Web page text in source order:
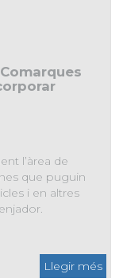
l’àrea de
que puguin
i en altres